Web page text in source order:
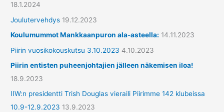
18.1.2024
Joulutervehdys 19.12.2023
Koulumummot Mankkaanpuron ala-asteella: 14.11.2023
Piirin vuosikokouskutsu 3.10.2023 4.10.2023
Piirin entisten puheenjohtajien jälleen näkemisen iloa!
18.9.2023
IIW:n presidentti Trish Douglas vieraili Piirimme 142 klubeissa
10.9-12.9.2023 13.9.2023